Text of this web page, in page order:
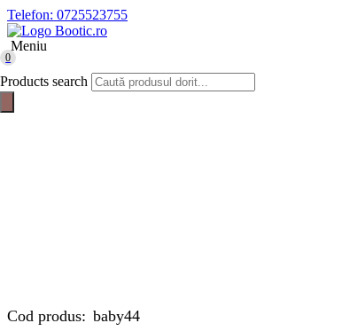
Telefon: 0725523755
Meniu
0
Products search
Cod produs: baby44